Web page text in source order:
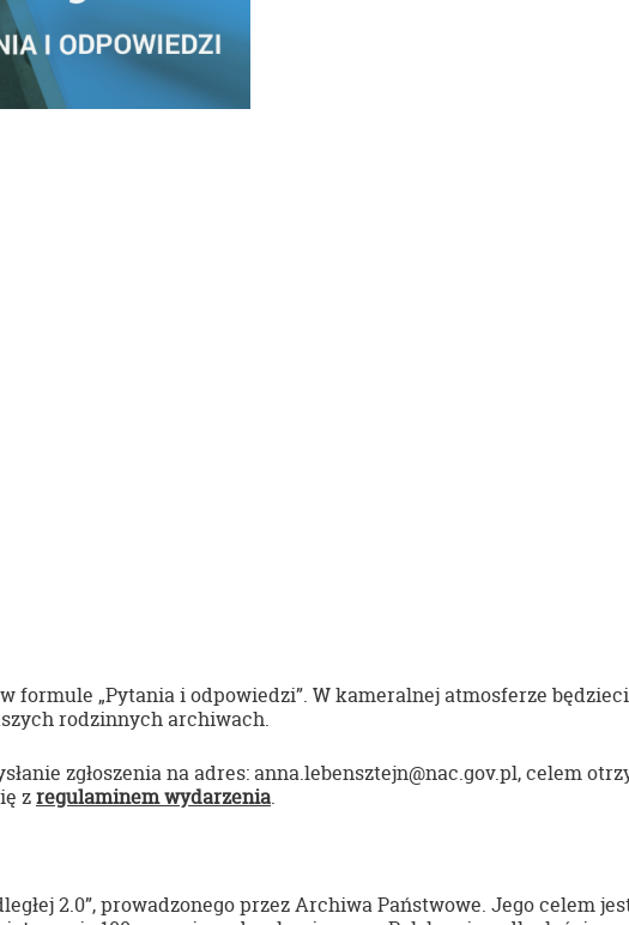
formule „Pytania i odpowiedzi”. W kameralnej atmosferze
rodzinnych archiwach.
zgłoszenia na adres: anna.lebensztejn@nac.gov.pl, celem
zregulaminem wydarzenia.
2.0”, prowadzonego przez Archiwa Państwowe. Jego celem